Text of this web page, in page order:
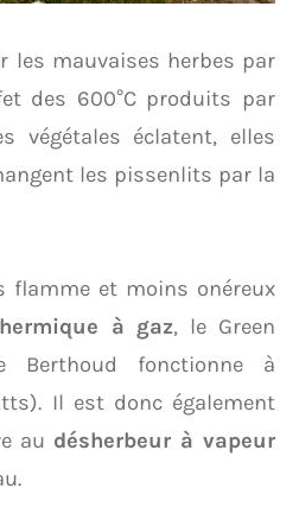
les mauvaises herbes par
des 600°C produits par
végétales éclatent, elles
les pissenlits par la
flamme et moins onéreux
à gaz, le Green
Berthoud fonctionne à
Il est donc également
au désherbeur à vapeur